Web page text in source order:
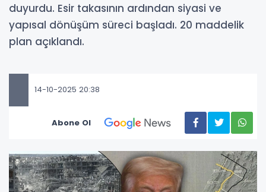
duyurdu. Esir takasının ardından siyasi ve
yapısal dönüşüm süreci başladı. 20 maddelik
plan açıklandı.
14-10-2025 20:38
Abone Ol